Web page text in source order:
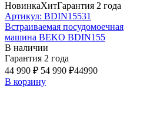
НовинкаХитГарантия 2 года
Артикул: BDIN15531
Встраиваемая посудомоечная
машина BEKO BDIN155
В наличии
Гарантия 2 года
44 990 ₽ 54 990 ₽44990
В корзину